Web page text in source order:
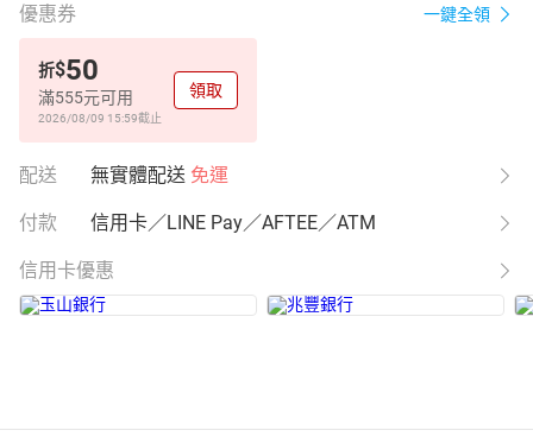
優惠券 一鍵全領
折$50
滿555元可用
2026/08/09 15:59截止
領取
配送 無實體配送 免運
付款 信用卡／LINE Pay／AFTEE／ATM
信用卡優惠